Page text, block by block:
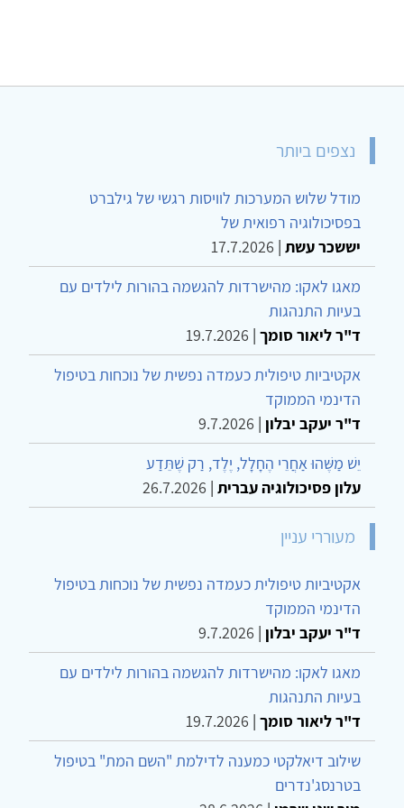
נצפים ביותר
מודל שלוש המערכות לוויסות רגשי של גילברט
בפסיכולוגיה רפואית של
יששכר עשת |
17.7.2026
מאגו לאקו: מהישרדות להגשמה בהורות לילדים עם
בעיות התנהגות
ד"ר ליאור סומך |
19.7.2026
אקטיביות טיפולית כעמדה נפשית של נוכחות בטיפול
הדינמי הממוקד
ד"ר יעקב יבלון |
9.7.2026
יֵשׁ מַשֶּׁהוּ אַחֲרֵי הֶחָלָל, יֶלֶד, רַק שֶׁתֵּדַע
עלון פסיכולוגיה עברית |
26.7.2026
מעוררי עניין
אקטיביות טיפולית כעמדה נפשית של נוכחות בטיפול
הדינמי הממוקד
ד"ר יעקב יבלון |
9.7.2026
מאגו לאקו: מהישרדות להגשמה בהורות לילדים עם
בעיות התנהגות
ד"ר ליאור סומך |
19.7.2026
שילוב דיאלקטי כמענה לדילמת "השם המת" בטיפול
בטרנסג'נדרים